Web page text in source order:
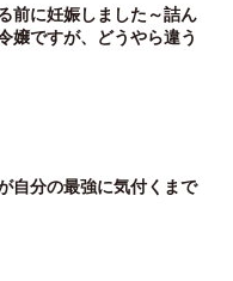
前に妊娠しました～詰ん
嬢ですが、どうやら違う
自分の最強に気付くまで